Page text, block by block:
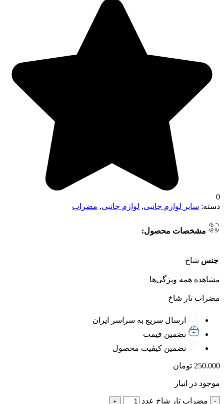
0
دسته: سایر لوازم جانبی, لوازم جانبی, مضراب
مشخصات محصول:
جنس شاخ
مشاهده همه ویژگی‌ها
مضراب تار شاخ
ارسال سریع به سراسر ایران
تضمین قیمت
تضمین کیفیت محصول
250.000 تومان
موجود در انبار
مضراب تار شاخ عدد